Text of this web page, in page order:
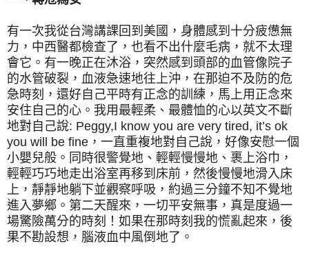
有一次我從台灣講課回到美國，身體感到十分疲憊無
力，中西醫都檢查了，也看不出什麼毛病，就不太理
會它。有一晚正在沐浴，突然感到頭部的血管像院子
的水管破裂，血液急速地往上沖，在那迫不及防的危
急時刻，還好自己平時有正念的訓練，馬上用正念來
安住自己的心。我用最輕柔、最體恤的心以英文不斷
地對自己說: Peggy,I know you are very tired, it’s ok
you will be fine，一直重複地對自己說，好像安慰一個
小嬰兒般。同時很警覺地、輕輕慢慢地、裹上浴巾，
輕輕巧巧地走出浴室再移到床前，然後慢慢地滑入床
上，靜靜地躺下並觀察呼吸，約過三分鐘不知不覺地
進入夢鄉。第二天醒來，一切平安無事，真是度過一
場驚險萬分的時刻！如果在那時刻我的慌亂起來，後
果不勘設想，腦液血中風倒地了。